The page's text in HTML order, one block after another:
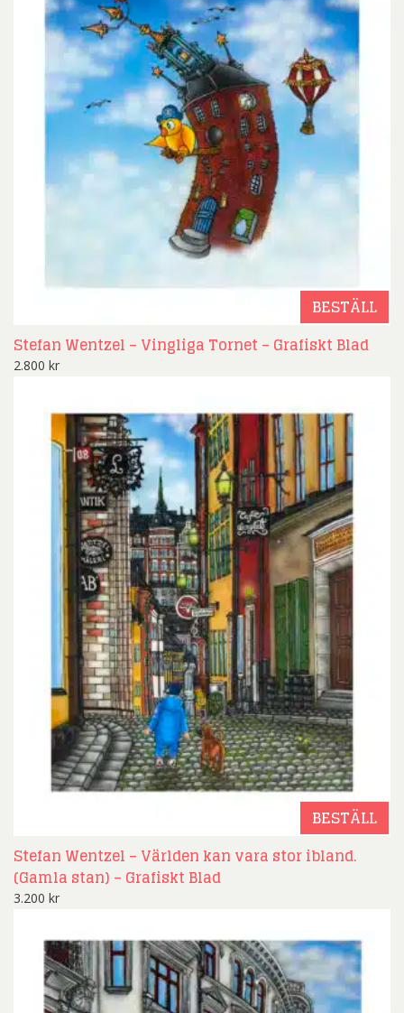
BESTÄLL
Stefan Wentzel – Vingliga Tornet – Grafiskt Blad
2.800 kr
BESTÄLL
Stefan Wentzel – Världen kan vara stor ibland.
(Gamla stan) – Grafiskt Blad
3.200 kr